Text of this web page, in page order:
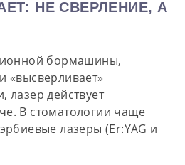
НЕ СВЕРЛЕНИЕ, А
бормашины,
«высверливает»
лазер действует
В стоматологии чаще
эрбиевые лазеры (Er:YAG и